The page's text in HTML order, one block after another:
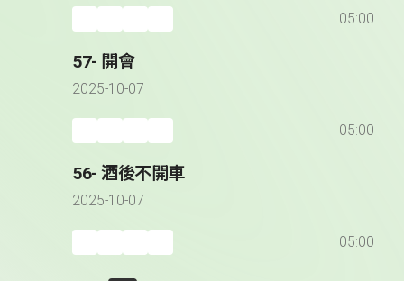
05:00
57- 開會
2025-10-07
05:00
56- 酒後不開車
2025-10-07
05:00